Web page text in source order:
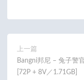
上一篇
Bangni邦尼 – 兔子警
[72P + 8V／1.71GB]